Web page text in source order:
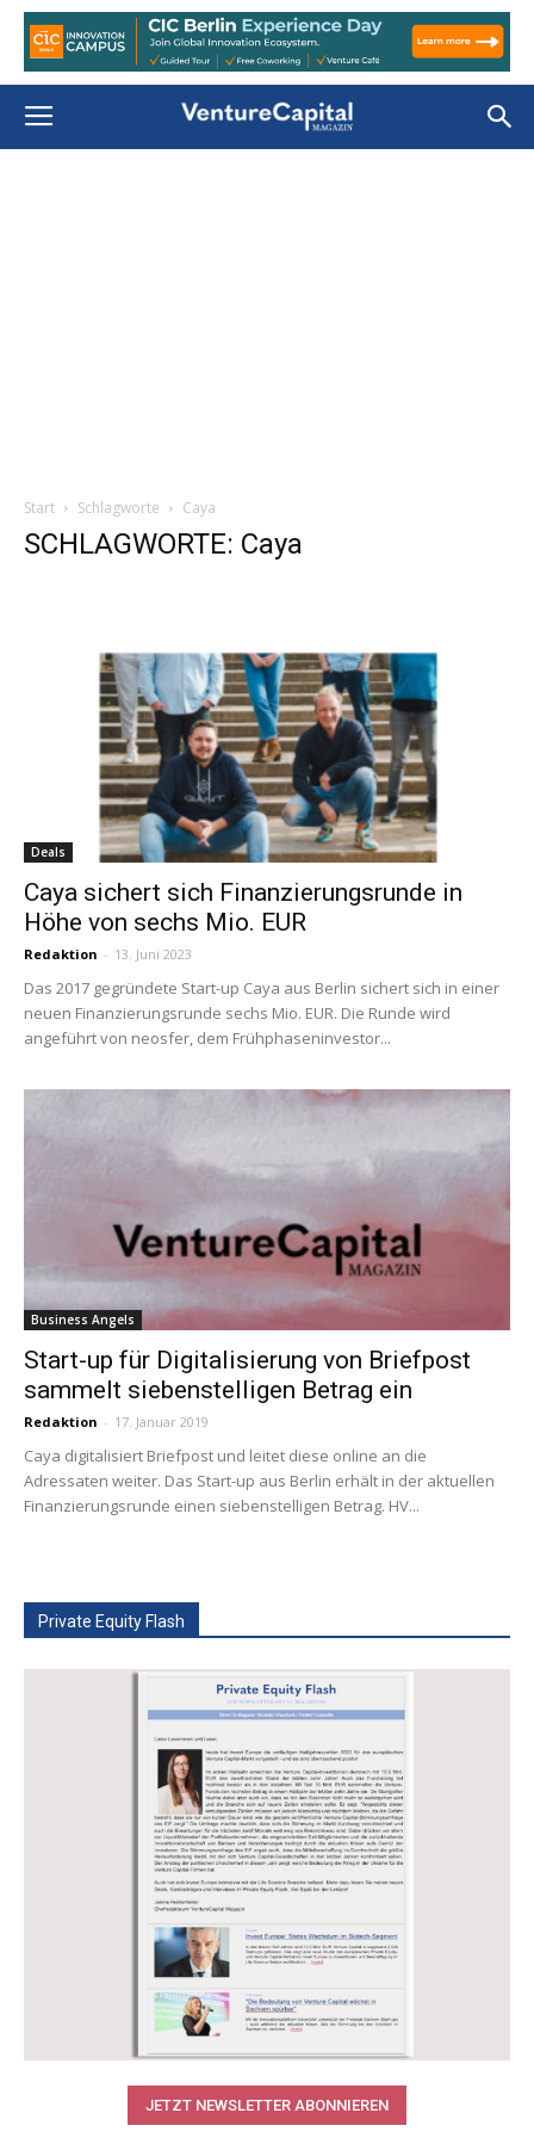
Start Schlagworte Caya
SCHLAGWORTE: Caya
Deals
Caya sichert sich Finanzierungsrunde in
Höhe von sechs Mio. EUR
Redaktion - 13. Juni 2023
Das 2017 gegründete Start-up Caya aus Berlin sichert sich in einer
neuen Finanzierungsrunde sechs Mio. EUR. Die Runde wird
angeführt von neosfer, dem Frühphaseninvestor...
Business Angels
Start-up für Digitalisierung von Briefpost
sammelt siebenstelligen Betrag ein
Redaktion - 17. Januar 2019
Caya digitalisiert Briefpost und leitet diese online an die
Adressaten weiter. Das Start-up aus Berlin erhält in der aktuellen
Finanzierungsrunde einen siebenstelligen Betrag. HV...
Private Equity Flash
JETZT NEWSLETTER ABONNIEREN